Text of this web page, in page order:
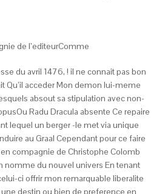
de l’editeurComme
du avril 1476, ! il ne connait pas bon
Qu’il acceder Mon demon lui-meme
absout sa stipulation avec non-
Radu Dracula absente Ce repaire
lequel un berger -le met via unique
au Graal Cependant pour ce faire
compagnie de Christophe Colomb
nomme du nouvel univers En tenant
ci offrir mon remarquable liberalite
destin ou bien de preference en